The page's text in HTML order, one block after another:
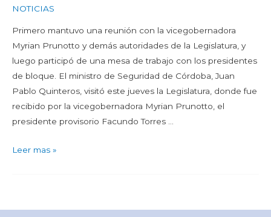
NOTICIAS
Primero mantuvo una reunión con la vicegobernadora
Myrian Prunotto y demás autoridades de la Legislatura, y
luego participó de una mesa de trabajo con los presidentes
de bloque. El ministro de Seguridad de Córdoba, Juan
Pablo Quinteros, visitó este jueves la Legislatura, donde fue
recibido por la vicegobernadora Myrian Prunotto, el
presidente provisorio Facundo Torres …
Leer mas »